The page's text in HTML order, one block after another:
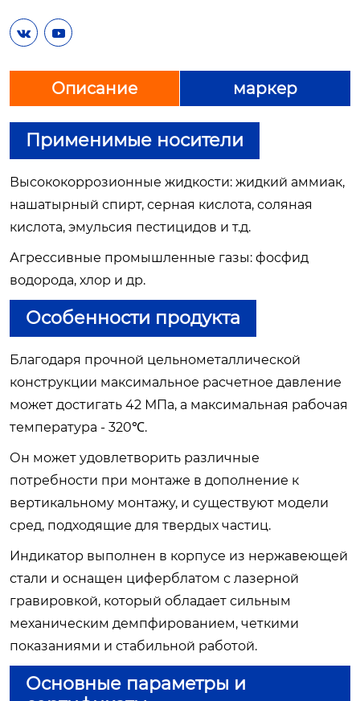
 
Описание маркер
Применимые носители
Высококоррозионные жидкости: жидкий аммиак,
нашатырный спирт, серная кислота, соляная
кислота, эмульсия пестицидов и т.д.
Агрессивные промышленные газы: фосфид
водорода, хлор и др.
Особенности продукта
Благодаря прочной цельнометаллической
конструкции максимальное расчетное давление
может достигать 42 МПа, а максимальная рабочая
температура - 320℃.
Он может удовлетворить различные
потребности при монтаже в дополнение к
вертикальному монтажу, и существуют модели
сред, подходящие для твердых частиц.
Индикатор выполнен в корпусе из нержавеющей
стали и оснащен циферблатом с лазерной
гравировкой, который обладает сильным
механическим демпфированием, четкими
показаниями и стабильной работой.
Основные параметры и